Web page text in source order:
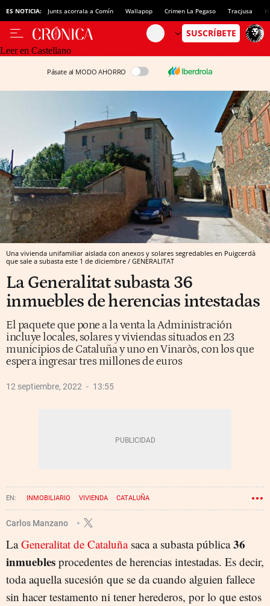
ES NOTICIA: Junts acorrala a Comín Wallapop Crimen La Pegaso Tracjusa
Leer en Castellano
Pásate al MODO AHORRO
Una vivienda unifamiliar aislada con anexos y solares segredables en Puigcerdà
que sale a subasta este 1 de diciembre / GENERALITAT
La Generalitat subasta 36
inmuebles de herencias intestadas
El paquete que pone a la venta la Administración
incluye locales, solares y viviendas situados en 23
municipios de Cataluña y uno en Vinaròs, con los que
espera ingresar tres millones de euros
12 septiembre, 2022 13:55
INMOBILIARIO VIVIENDA CATALUÑA
GENERALITAT DE CATALUÑA
Carlos Manzano
LaGeneralitat de Cataluñasaca a subasta pública36
inmuebles procedentes de herencias intestadas. Es decir,
toda aquella sucesión que se da cuando alguien fallece
sin hacer testamento ni tener herederos, por lo que estos